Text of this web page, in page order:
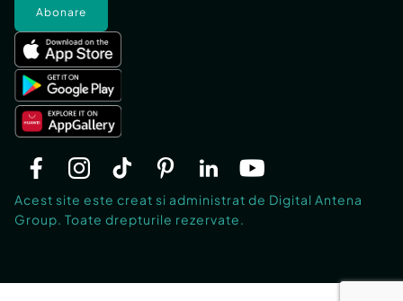
Abonare
Acest site este creat si administrat de Digital Antena
Group. Toate drepturile rezervate.